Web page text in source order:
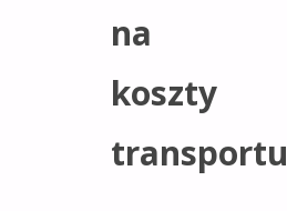
na
koszty
transportu